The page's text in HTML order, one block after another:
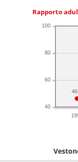
Rapporto
40
60
80
100